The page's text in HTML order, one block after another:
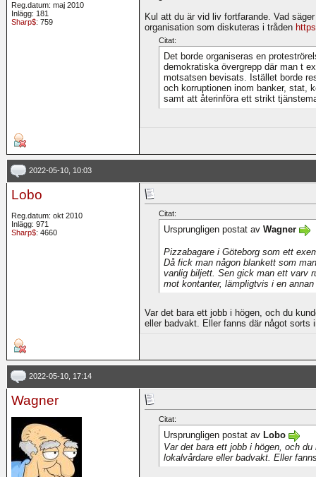
Reg.datum: maj 2010
Inlägg: 181
Sharp$: 759
Kul att du är vid liv fortfarande. Vad
organisation som diskuteras i tråden
Citat:
Det borde organiseras en
demokratiska övergrepp där man t
motsatsen bevisats. Istället borde
och korruptionen inom banker, stat,
samt att återinföra ett strikt
2022-05-10, 10:03
Lobo
Reg.datum: okt 2010
Inlägg: 971
Sharp$: 4660
Citat:
Ursprungligen postat av Wagner
Pizzabagare i Göteborg som ett
Då fick man någon blankett som
vanlig biljett. Sen gick man ett varv
mot kontanter, lämpligtvis i en
Var det bara ett jobb i högen, och du
eller badvakt. Eller fanns där något sorts
2022-05-10, 17:14
Wagner
Citat:
Ursprungligen postat av Lobo
Var det bara ett jobb i högen, och
lokalvårdare eller badvakt. Eller